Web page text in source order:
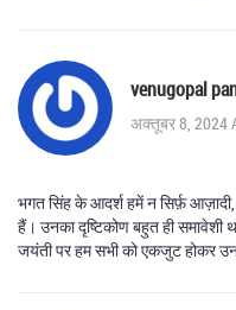
venugopal
अक्तूबर 8, 2024
भगत सिंह के आदर्श हमें न सिर्फ़ आज़ादी,
हैं। उनका दृष्टिकोण बहुत ही समावेशी
जयंती पर हम सभी को एकजुट होकर